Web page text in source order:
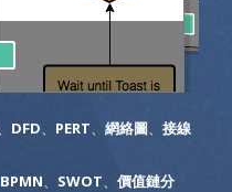
DFD PERT 網絡圖、 接線
BPMN SWOT
價值鏈分